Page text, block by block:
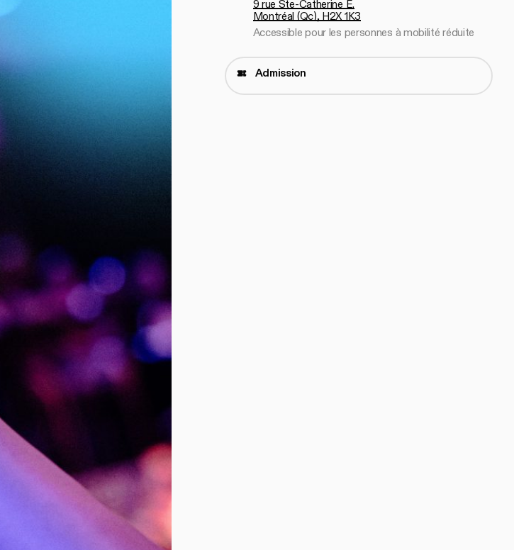
9 rue Ste-Catherine E.
Montréal (Qc), H2X 1K3
Accessible pour les personnes à mobilité réduite
Admission